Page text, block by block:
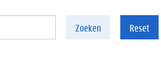
Zoeken Reset